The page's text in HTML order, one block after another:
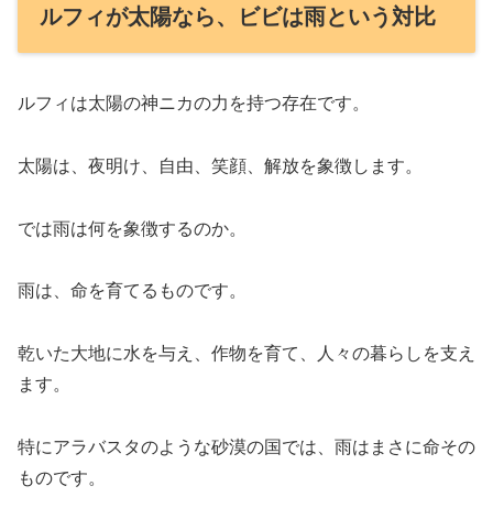
ルフィが太陽なら、ビビは雨という対比
ルフィは太陽の神ニカの力を持つ存在です。
太陽は、夜明け、自由、笑顔、解放を象徴します。
では雨は何を象徴するのか。
雨は、命を育てるものです。
乾いた大地に水を与え、作物を育て、人々の暮らしを支え
ます。
特にアラバスタのような砂漠の国では、雨はまさに命その
ものです。